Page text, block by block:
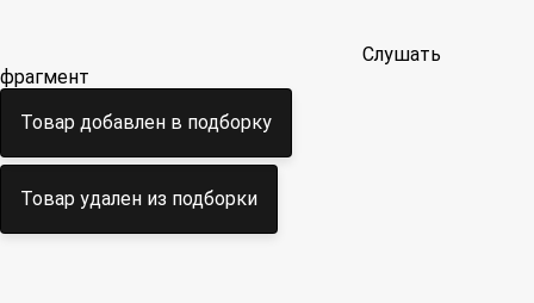
Слушать
фрагмент
Товар добавлен в подборку
Товар удален из подборки